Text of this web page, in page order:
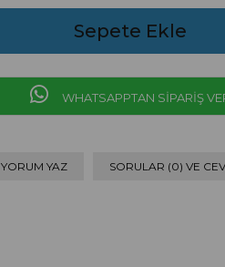
WHATSAPPTAN SİPARİŞ
YORUM YAZ SORULAR (0) VE